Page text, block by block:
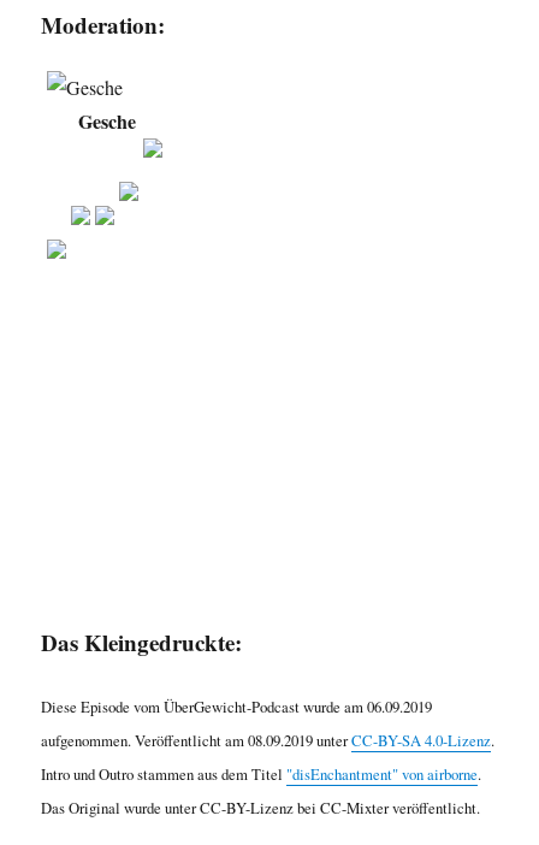
Moderation:
Gesche
Das Kleingedruckte:
Diese Episode vom ÜberGewicht-Podcast wurde am 06.09.2019
aufgenommen. Veröffentlicht am 08.09.2019 unterCC-BY-SA 4.0-Lizenz.
Intro und Outro stammen aus dem Titel "disEnchantment" von airborne.
Das Original wurde unter CC-BY-Lizenz bei CC-Mixter veröffentlicht.